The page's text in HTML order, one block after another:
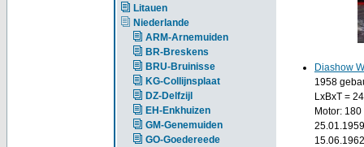
Litauen
Niederlande
ARM-Arnemuiden
BR-Breskens
BRU-Bruinisse
KG-Collijnsplaat
DZ-Delfzijl
EH-Enkhuizen
GM-Genemuiden
GO-Goedereede
Diashow
1958
LxBxT =
Motor: